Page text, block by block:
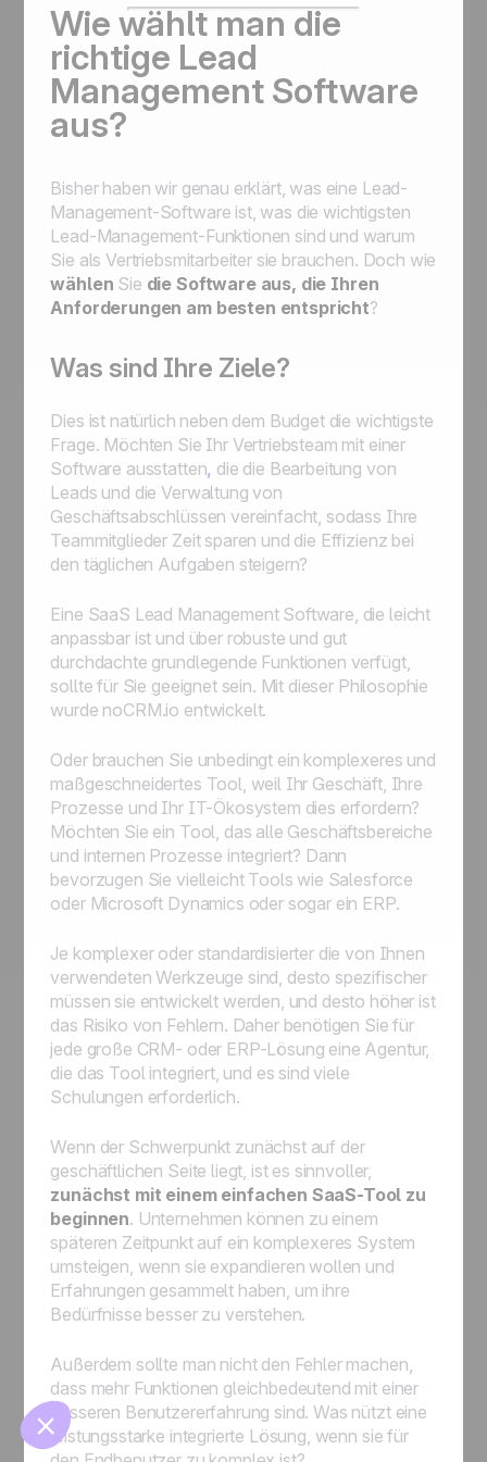
🍪
Wie wählt man die
richtige Lead
Management Software
aus?
Bisher haben wir genau erklärt, was eine Lead-
Management-Software ist, was die wichtigsten
Lead-Management-Funktionen sind und warum
Sie als Vertriebsmitarbeiter sie brauchen. Doch wie
wählen Sie die Software aus, die Ihren
Anforderungen am besten entspricht?
Was sind Ihre Ziele?
Dies ist natürlich neben dem Budget die wichtigste
Frage. Möchten Sie Ihr Vertriebsteam mit einer
Software ausstatten, die die Bearbeitung von
Leads und die Verwaltung von
Geschäftsabschlüssen vereinfacht, sodass Ihre
Teammitglieder Zeit sparen und die Effizienz bei
den täglichen Aufgaben steigern?
Eine SaaS Lead Management Software, die leicht
anpassbar ist und über robuste und gut
durchdachte grundlegende Funktionen verfügt,
sollte für Sie geeignet sein. Mit dieser Philosophie
wurde noCRM.io entwickelt.
Oder brauchen Sie unbedingt ein komplexeres und
maßgeschneidertes Tool, weil Ihr Geschäft, Ihre
Prozesse und Ihr IT-Ökosystem dies erfordern?
Möchten Sie ein Tool, das alle Geschäftsbereiche
und internen Prozesse integriert? Dann
bevorzugen Sie vielleicht Tools wie Salesforce
oder Microsoft Dynamics oder sogar ein ERP.
Je komplexer oder standardisierter die von Ihnen
verwendeten Werkzeuge sind, desto spezifischer
müssen sie entwickelt werden, und desto höher ist
das Risiko von Fehlern. Daher benötigen Sie für
jede große CRM- oder ERP-Lösung eine Agentur,
die das Tool integriert, und es sind viele
Schulungen erforderlich.
Wenn der Schwerpunkt zunächst auf der
geschäftlichen Seite liegt, ist es sinnvoller,
zunächst mit einem einfachen SaaS-Tool zu
beginnen. Unternehmen können zu einem
späteren Zeitpunkt auf ein komplexeres System
umsteigen, wenn sie expandieren wollen und
Erfahrungen gesammelt haben, um ihre
Bedürfnisse besser zu verstehen.
Außerdem sollte man nicht den Fehler machen,
dass mehr Funktionen gleichbedeutend mit einer
besseren Benutzererfahrung sind. Was nützt eine
leistungsstarke integrierte Lösung, wenn sie für